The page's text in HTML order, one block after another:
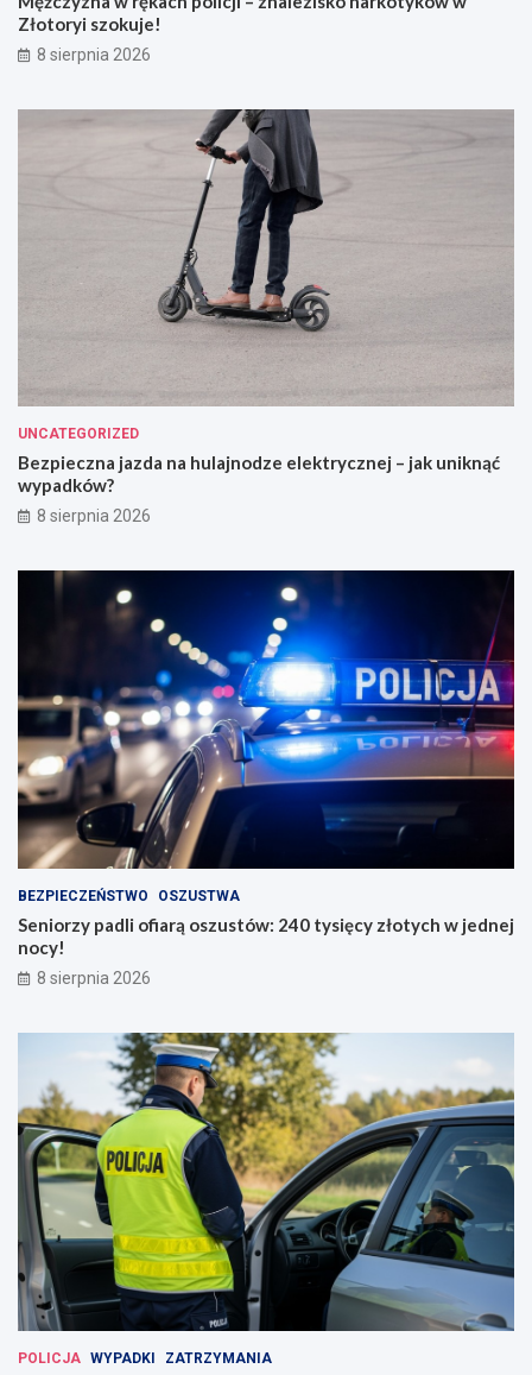
Złotoryi szokuje!
8 sierpnia 2026
UNCATEGORIZED
Bezpieczna jazda na hulajnodze elektrycznej – jak uniknąć
wypadków?
8 sierpnia 2026
BEZPIECZEŃSTWO OSZUSTWA
Seniorzy padli ofiarą oszustów: 240 tysięcy złotych w jednej
nocy!
8 sierpnia 2026
POLICJA WYPADKI ZATRZYMANIA